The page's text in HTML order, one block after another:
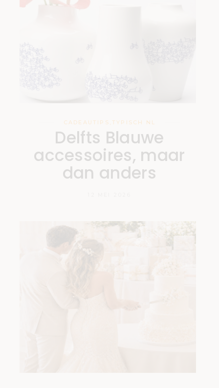
CADEAUTIPS ,TYPISCH NL
Delfts Blauwe
accessoires, maar
dan anders